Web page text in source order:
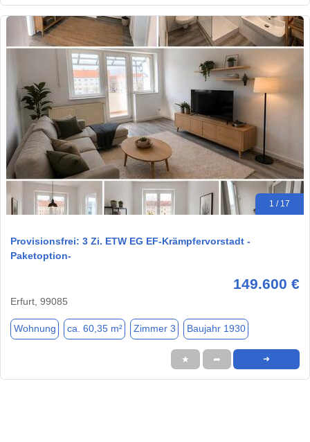
1 / 17
Provisionsfrei: 3 Zi. ETW EG EF-Krämpfervorstadt -
Paketoption-
149.600 €
Erfurt, 99085
Wohnung ca. 60,35 m² Zimmer 3 Baujahr 1930
★ ➦ ➜